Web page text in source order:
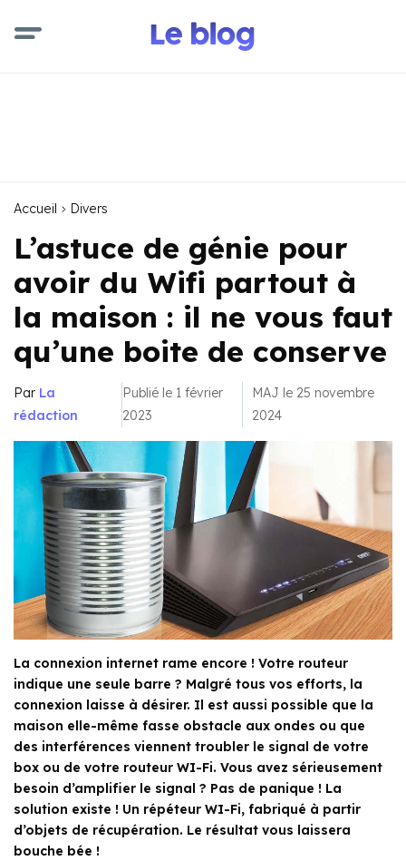
Accueil Divers
L’astuce de génie pour
avoir du Wifi partout à
la maison : il ne vous faut
qu’une boite de conserve
Par La
rédaction
Publié le 1 février
2023
MAJ le 25 novembre
2024
La connexion internet rame encore ! Votre routeur
indique une seule barre ? Malgré tous vos efforts, la
connexion laisse à désirer. Il est aussi possible que la
maison elle-même fasse obstacle aux ondes ou que
des interférences viennent troubler le signal de votre
box ou de votre routeur WI-Fi. Vous avez sérieusement
besoin d’amplifier le signal ? Pas de panique ! La
solution existe ! Un répéteur WI-Fi, fabriqué à partir
d’objets de récupération. Le résultat vous laissera
bouche bée !